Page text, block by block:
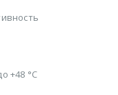
+48 °C